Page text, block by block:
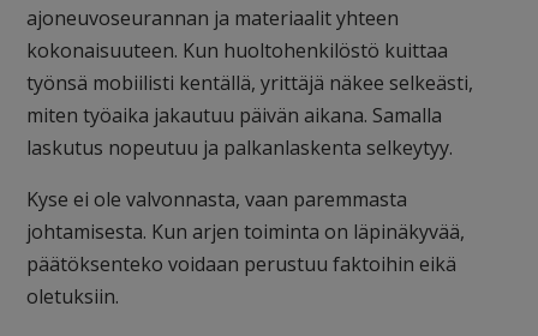
ajoneuvoseurannan ja materiaalit yhteen
kokonaisuuteen. Kun huoltohenkilöstö kuittaa
työnsä mobiilisti kentällä, yrittäjä näkee selkeästi,
miten työaika jakautuu päivän aikana. Samalla
laskutus nopeutuu ja palkanlaskenta selkeytyy.
Kyse ei ole valvonnasta, vaan paremmasta
johtamisesta. Kun arjen toiminta on läpinäkyvää,
päätöksenteko voidaan perustuu faktoihin eikä
oletuksiin.